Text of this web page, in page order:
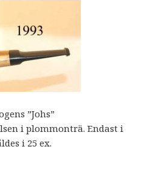
”Johs”
i plommonträ. Endast i
i 25 ex.